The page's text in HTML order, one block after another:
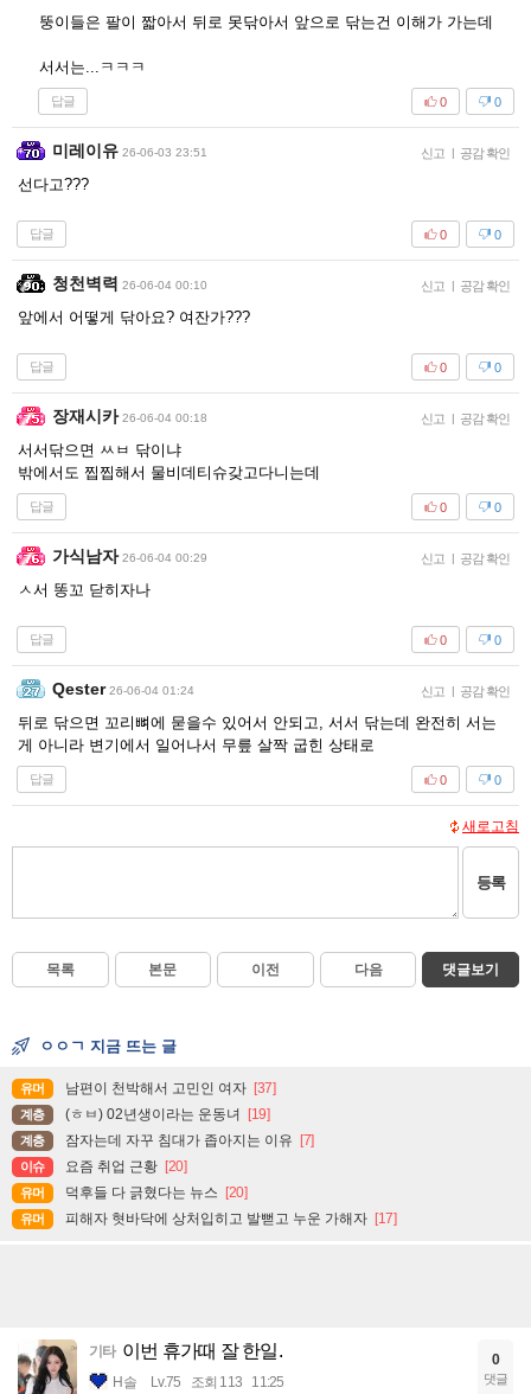
뚱이들은 팔이 짧아서 뒤로 못닦아서 앞으로 닦는건 이해가 가는데
서서는...ㅋㅋㅋ
답글 0
0
미레이유 26-06-03 23:51 신고 공감 확인
선다고???
답글 0
0
청천벽력 26-06-04 00:10 신고 공감 확인
앞에서 어떻게 닦아요? 여잔가???
답글 0
0
장재시카 26-06-04 00:18 신고 공감 확인
서서닦으면 ㅆㅂ 닦이냐
밖에서도 찝찝해서 물비데티슈갖고다니는데
답글 0
0
가식남자 26-06-04 00:29 신고 공감 확인
ㅅ서 똥꼬 닫히자나
답글 0
0
Qester 26-06-04 01:24 신고 공감 확인
뒤로 닦으면 꼬리뼈에 묻을수 있어서 안되고, 서서 닦는데 완전히 서는
게 아니라 변기에서 일어나서 무릎 살짝 굽힌 상태로
답글 0
0
새로고침
등록
목록 본문 이전 다음 댓글보기
ㅇㅇㄱ 지금 뜨는 글
유머 남편이 천박해서 고민인 여자 [37]
계층 (ㅎㅂ) 02년생이라는 운동녀 [19]
계층 잠자는데 자꾸 침대가 좁아지는 이유 [7]
이슈 요즘 취업 근황 [20]
유머 덕후들 다 긁혔다는 뉴스 [20]
유머 피해자 혓바닥에 상처입히고 발뻗고 누운 가해자 [17]
기타 이번 휴가때 잘 한일.
H솔 Lv.75 조회 113 11:25
0
댓글